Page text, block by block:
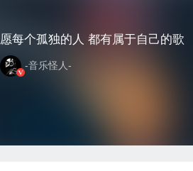
愿每个孤独的人 都有属于自己的歌
-音乐怪人-